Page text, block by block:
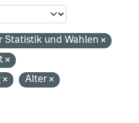
Statistik und Wahlen
Alter